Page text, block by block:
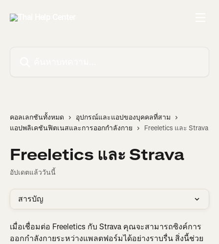
คอลเลกชันทั้งหมด
อุปกรณ์และแอปของบุคคลที่สาม
แอปพลิเคชันฟิตเนสและการออกกำลังกาย
Freeletics และ Strava
Freeletics และ Strava
อัปเดตแล้ววันนี้
สารบัญ
เมื่อเชื่อมต่อ Freeletics กับ Strava คุณจะสามารถซิงค์การ
ออกกำลังกายระหว่างแพลตฟอร์มได้อย่างราบรื่น สิ่งนี้ช่วย